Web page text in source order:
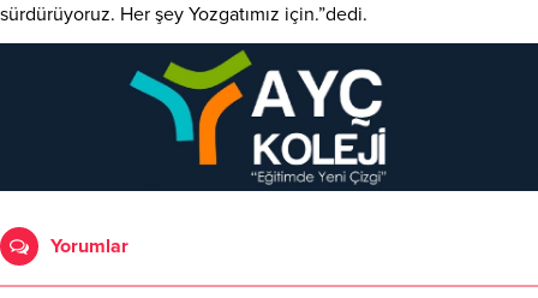
sürdürüyoruz. Her şey Yozgatımız için.”dedi.
Yorumlar